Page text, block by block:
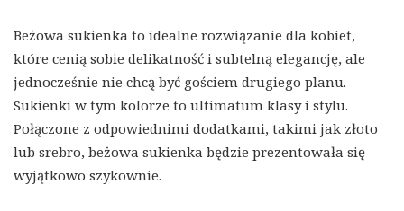
Beżowa sukienka to idealne rozwiązanie dla kobiet,
które cenią sobie delikatność i subtelną elegancję, ale
jednocześnie nie chcą być gościem drugiego planu.
Sukienki w tym kolorze to ultimatum klasy i stylu.
Połączone z odpowiednimi dodatkami, takimi jak złoto
lub srebro, beżowa sukienka będzie prezentowała się
wyjątkowo szykownie.